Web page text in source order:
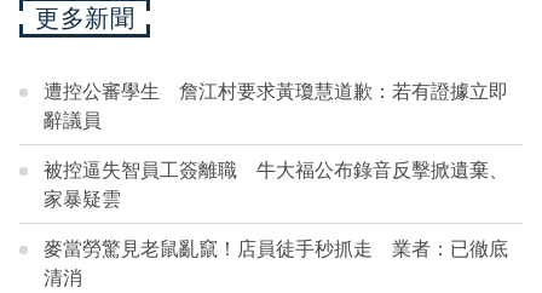
更多新聞
遭控公審學生 詹江村要求黃瓊慧道歉：若有證據立即
辭議員
被控逼失智員工簽離職 牛大福公布錄音反擊掀遺棄、
家暴疑雲
麥當勞驚見老鼠亂竄！店員徒手秒抓走 業者：已徹底
清消